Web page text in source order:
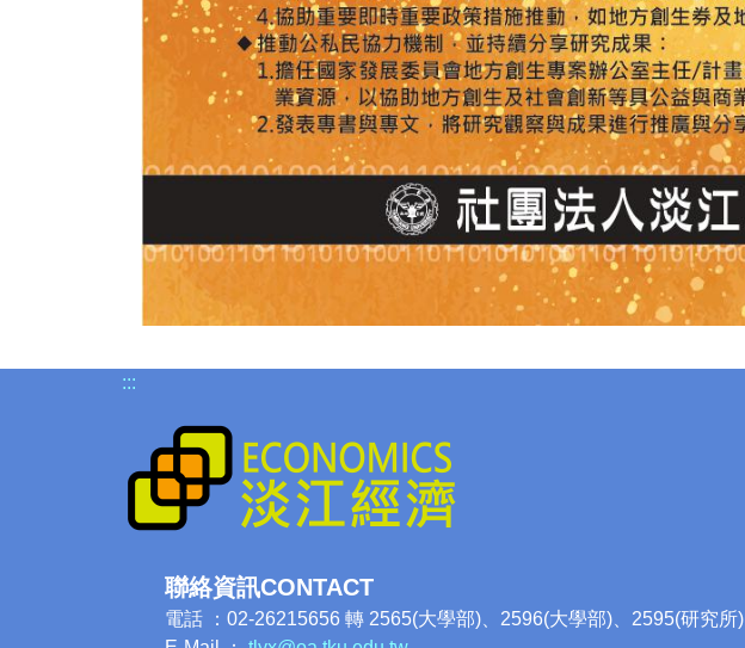
:::
聯絡資訊CONTACT
電話 ：02-26215656 轉 2565(大學部)、2596(大學部)、2595(研究所)